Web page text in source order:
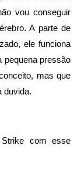
vou conseguir
A parte de
ele funciona
pequena pressão
mas que
duvida.
com esse